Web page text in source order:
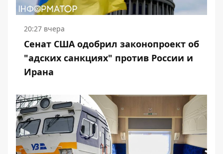
20:27 вчера
Сенат США одобрил законопроект об
"адских санкциях" против России и
Ирана